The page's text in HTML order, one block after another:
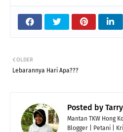
OLDER
Lebarannya Hari Apa???
Posted by
Mantan TKW Hong
Blogger | Petani |